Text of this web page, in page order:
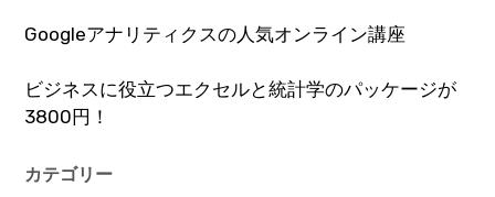
Googleアナリティクスの人気オンライン講座
ビジネスに役立つエクセルと統計学のパッケージが
3800円！
カテゴリー